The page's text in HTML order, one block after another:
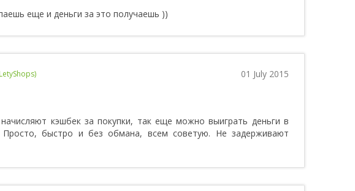
еще и деньги за это получаешь ))
01 July 2015
кэшбек за покупки, так еще можно выиграть деньги в
Просто, быстро и без обмана, всем советую. Не задерживают